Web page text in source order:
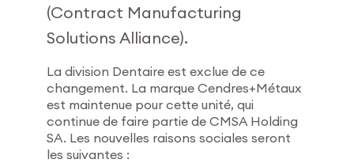
(Contract Manufacturing
Solutions Alliance).
La division Dentaire est exclue de ce
changement. La marque Cendres+Métaux
est maintenue pour cette unité, qui
continue de faire partie de CMSA Holding
SA. Les nouvelles raisons sociales seront
les suivantes :